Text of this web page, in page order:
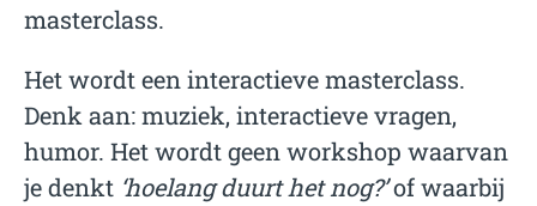
masterclass.
Het wordt een interactieve masterclass.
Denk aan: muziek, interactieve vragen,
humor. Het wordt geen workshop waarvan
je denkt ‘hoelang duurt het nog?’of waarbij